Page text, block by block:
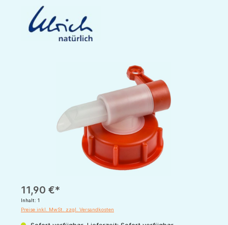
11,90 €*
Inhalt: 1
Preise inkl. MwSt. zzgl. Versandkosten